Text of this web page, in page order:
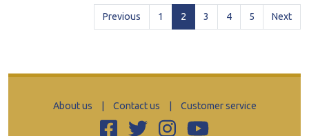
Previous 1 2 (current)
3 4 5 Next
About us Contact us Customer service